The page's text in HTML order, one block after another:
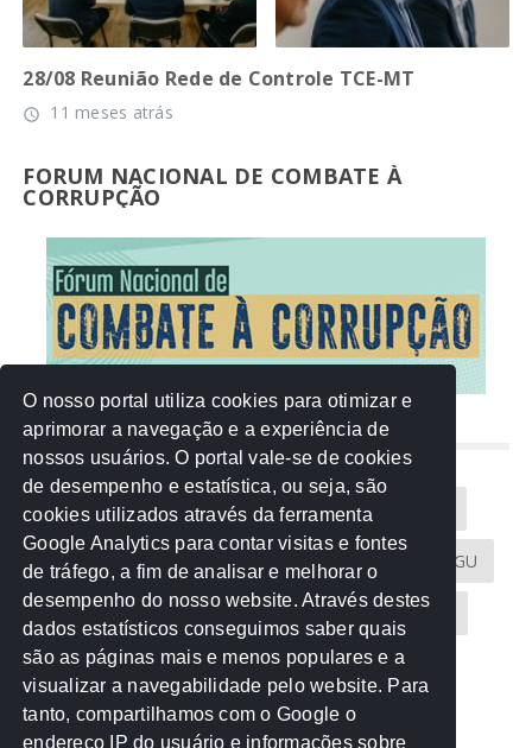
28/08 Reunião Rede de Controle TCE-MT
access_time 11 meses atrás
FORUM NACIONAL DE COMBATE À
CORRUPÇÃO
NUVEM DE TAGS
Acontece na Rede AGU AMM
Atricon Audicom CAU-MT CGU
CREA-MT Eventos MPC-MT MPE-MT
MPF Notícias PF PGE-MT PGR
Receita Federal Sem categoria
O nosso portal utiliza cookies para otimizar e
aprimorar a navegação e a experiência de
nossos usuários. O portal vale-se de cookies
de desempenho e estatística, ou seja, são
cookies utilizados através da ferramenta
Google Analytics para contar visitas e fontes
de tráfego, a fim de analisar e melhorar o
desempenho do nosso website. Através destes
dados estatísticos conseguimos saber quais
são as páginas mais e menos populares e a
visualizar a navegabilidade pelo website. Para
tanto, compartilhamos com o Google o
endereço IP do usuário e informações sobre